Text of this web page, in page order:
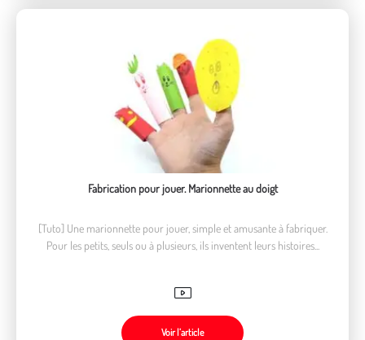
Fabrication pour jouer. Marionnette au doigt
[Tuto] Une marionnette pour jouer, simple et amusante à fabriquer.
Pour les petits, seuls ou à plusieurs, ils inventent leurs histoires...
Voir l’article